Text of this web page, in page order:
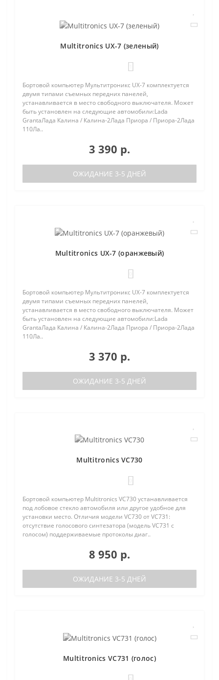
Multitronics UX-7 (зеленый)
Бортовой компьютер Мультитроникс UX-7 комплектуется
двумя типами съемных передних панелей,
устанавливается в место свободного выключателя. Может
быть установлен на следующие автомобили:Lada
GrantaЛада Калина / Калина-2Лада Приора / Приора-2Лада
110Ла..
3 390 р.
ОЖИДАНИЕ 3-5 ДНЕЙ
Multitronics UX-7 (оранжевый)
Бортовой компьютер Мультитроникс UX-7 комплектуется
двумя типами съемных передних панелей,
устанавливается в место свободного выключателя. Может
быть установлен на следующие автомобили:Lada
GrantaЛада Калина / Калина-2Лада Приора / Приора-2Лада
110Ла..
3 370 р.
ОЖИДАНИЕ 3-5 ДНЕЙ
Multitronics VC730
Бортовой компьютер Multitronics VC730 устанавливается
под лобовое стекло автомобиля или другое удобное для
установки место. Отличия модели VC730 от VC731:
отсутствие голосового синтезатора (модель VC731 с
голосом) поддерживаемые протоколы диаг..
8 950 р.
ОЖИДАНИЕ 3-5 ДНЕЙ
Multitronics VC731 (голос)